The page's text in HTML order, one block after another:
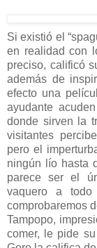
Si existió el
en realidad con
preciso, calificó
además de
efecto una
ayudante
donde sirven la
visitantes
pero el
ningún lío hasta
parece ser el
vaquero a
comprobaremos
Tampopo,
comer, le pide